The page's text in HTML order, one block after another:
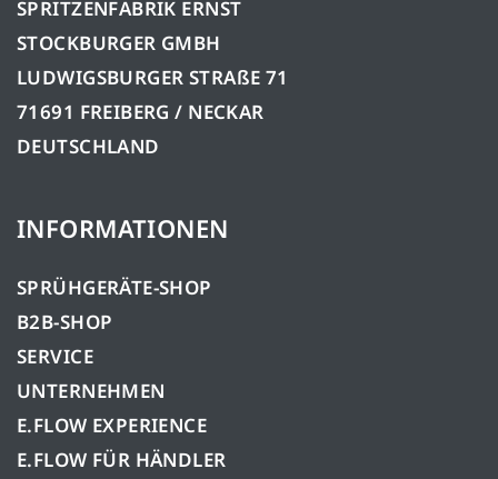
SPRITZENFABRIK ERNST
STOCKBURGER GMBH
LUDWIGSBURGER STRAßE 71
71691 FREIBERG / NECKAR
DEUTSCHLAND
INFORMATIONEN
SPRÜHGERÄTE-SHOP
B2B-SHOP
SERVICE
UNTERNEHMEN
E.FLOW EXPERIENCE
E.FLOW FÜR HÄNDLER